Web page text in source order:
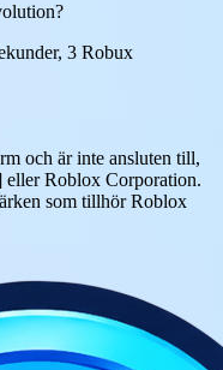
3 Robux
och är inte ansluten till,
eller Roblox Corporation.
som tillhör Roblox